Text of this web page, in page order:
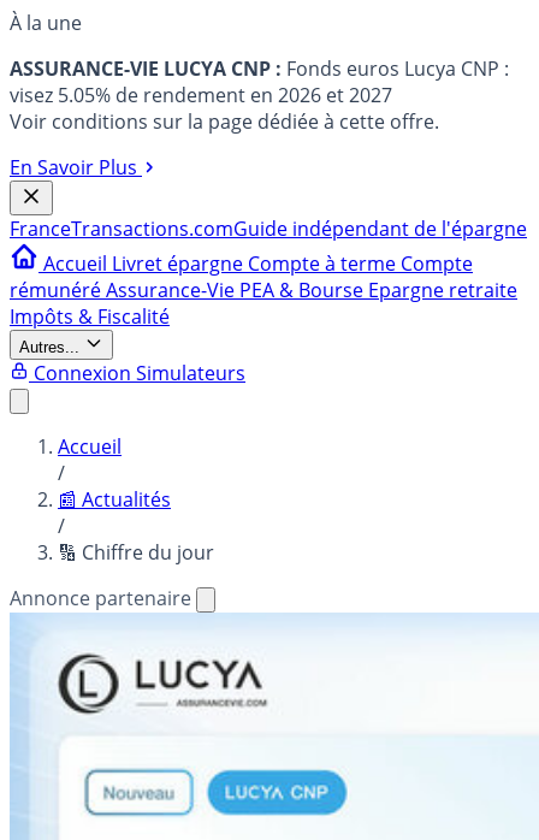
À la une
ASSURANCE-VIE LUCYA CNP : Fonds euros Lucya CNP :
visez 5.05% de rendement en 2026 et 2027
Voir conditions sur la page dédiée à cette offre.
En Savoir Plus
FranceTransactions.comGuide indépendant de l'épargne
Accueil Livret épargne Compte à terme Compte
rémunéréAssurance-Vie PEA & Bourse Epargne retraite
Impôts & Fiscalité
Autres...
Connexion Simulateurs
Accueil
/
📰 Actualités
/
🔢 Chiffre du jour
Annonce partenaire